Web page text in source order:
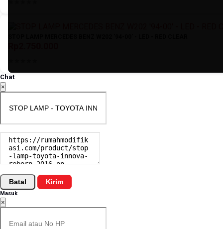
Chat
×
Batal Kirim
Masuk
×